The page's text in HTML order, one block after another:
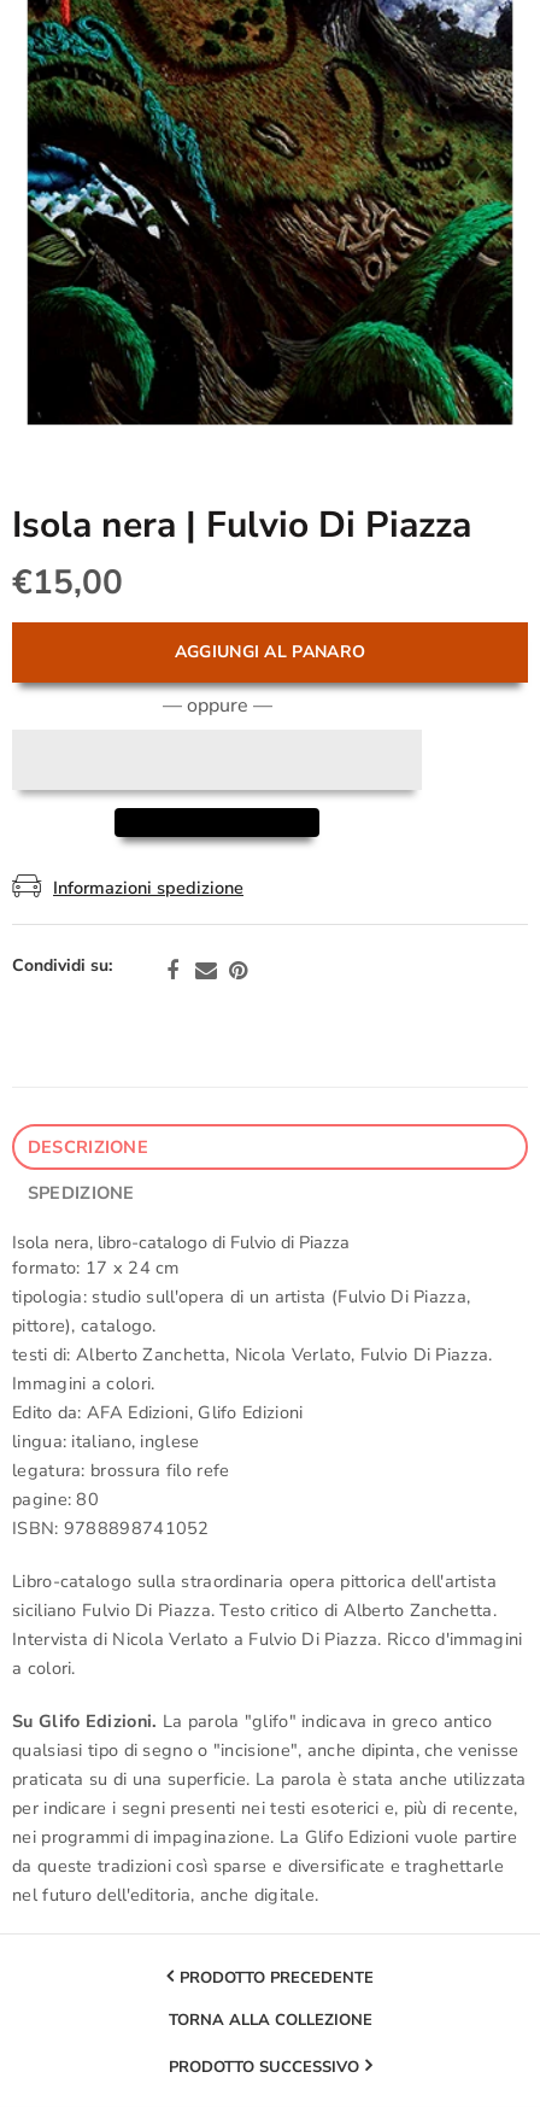
Isola nera | Fulvio Di Piazza
€15,00
AGGIUNGI AL PANARO
— oppure —
Informazioni spedizione
Condividi su:
DESCRIZIONE
SPEDIZIONE
Isola nera, libro-catalogo di Fulvio di Piazza
formato: 17 x 24 cm
tipologia: studio sull'opera di un artista (Fulvio Di Piazza,
pittore), catalogo.
testi di: Alberto Zanchetta, Nicola Verlato, Fulvio Di Piazza.
Immagini a colori.
Edito da: AFA Edizioni, Glifo Edizioni
lingua: italiano, inglese
legatura: brossura filo refe
pagine: 80
ISBN: 9788898741052
Libro-catalogo sulla straordinaria opera pittorica dell'artista
siciliano Fulvio Di Piazza. Testo critico di Alberto Zanchetta.
Intervista di Nicola Verlato a Fulvio Di Piazza. Ricco d'immagini
a colori.
Su Glifo Edizioni. La parola "glifo" indicava in greco antico
qualsiasi tipo di segno o "incisione", anche dipinta, che venisse
praticata su di una superficie. La parola è stata anche utilizzata
per indicare i segni presenti nei testi esoterici e, più di recente,
nei programmi di impaginazione. La Glifo Edizioni vuole partire
da queste tradizioni così sparse e diversificate e traghettarle
nel futuro dell'editoria, anche digitale.
PRODOTTO PRECEDENTE
TORNA ALLA COLLEZIONE
PRODOTTO SUCCESSIVO